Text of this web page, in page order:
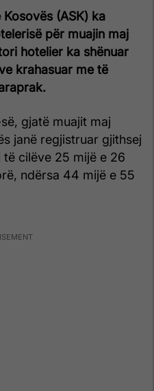
(ASK) ka
për muajin maj
hotelier ka shënuar
krahasuar me të
gjatë muajit maj
janë regjistruar gjithsej
cilëve 25 mijë e 26
ndërsa 44 mijë e 55